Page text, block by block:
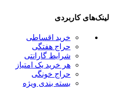
کاربردی
خرید اقساطی
حراج هفتگی
شرایط گارانتی
هر خرید یک امتیاز
حراج خونگی
بسته بندی ویژه